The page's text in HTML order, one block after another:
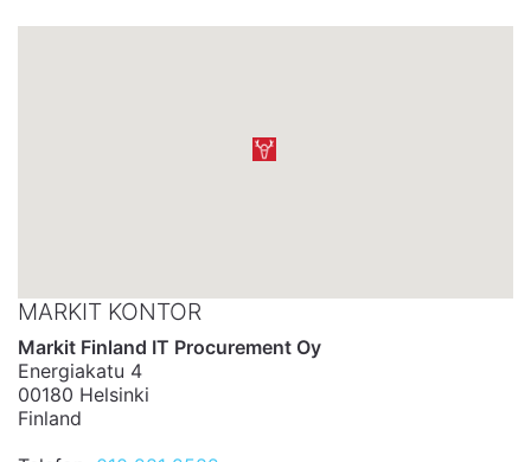
MARKIT KONTOR
Markit Finland IT Procurement Oy
Energiakatu 4
00180 Helsinki
Finland